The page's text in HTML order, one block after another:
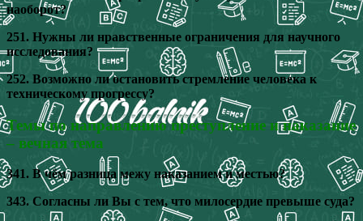
наоборот?
251. Нужны ли нравственные ограничения для научного
исследования?
252. Возможно ли остановить стремление человека к
техническому прогрессу?
Темы по направлению преступление и наказание
– вечная тема
341. В чём разница межу наказанием и местью?
343. Согласны ли Вы с тем, что милосердие превыше суда?